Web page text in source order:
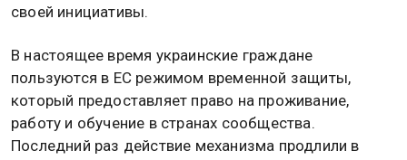
своей инициативы.
В настоящее время украинские граждане
пользуются в ЕС режимом временной защиты,
который предоставляет право на проживание,
работу и обучение в странах сообщества.
Последний раз действие механизма продлили в